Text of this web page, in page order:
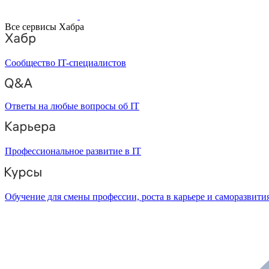
Все сервисы Хабра
Сообщество IT-специалистов
Ответы на любые вопросы об IT
Профессиональное развитие в IT
Обучение для смены профессии, роста в карьере и